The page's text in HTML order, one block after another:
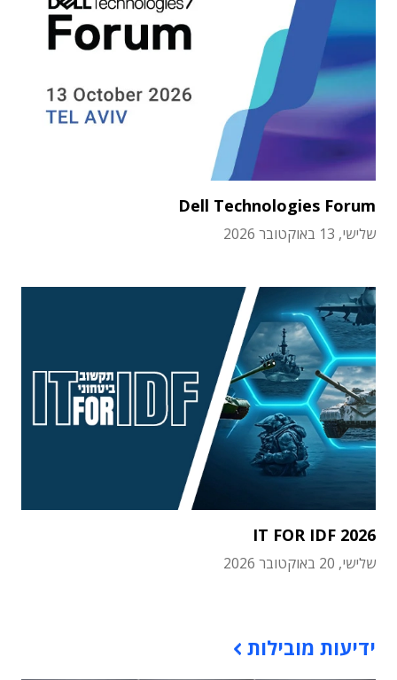
Dell Technologies Forum
שלישי, 13 באוקטובר 2026
IT FOR IDF 2026
שלישי, 20 באוקטובר 2026
ידיעות מובילות